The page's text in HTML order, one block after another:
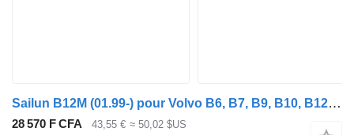
Sailun B12M (01.99-) pour Volvo B6, B7, B9, B10, B12 bus (1978-2011)
28 570 F CFA 43,55 € ≈ 50,02 $US